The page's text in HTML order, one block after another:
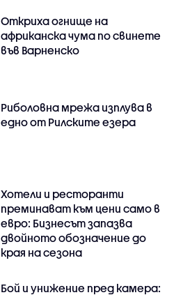
Откриха огнище на
африканска чума по свинете
във Варненско
Риболовна мрежа изплува в
едно от Рилските езера
Хотели и ресторанти
преминават към цени само в
евро: Бизнесът запазва
двойното обозначение до
края на сезона
Бой и унижение пред камера: